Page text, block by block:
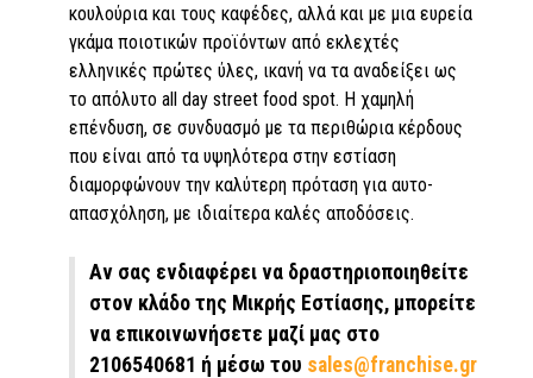
κουλούρια και τους καφέδες, αλλά και με μια ευρεία
γκάμα ποιοτικών προϊόντων από εκλεχτές
ελληνικές πρώτες ύλες, ικανή να τα αναδείξει ως
το απόλυτο all day street food spot. Η χαμηλή
επένδυση, σε συνδυασμό με τα περιθώρια κέρδους
που είναι από τα υψηλότερα στην εστίαση
διαμορφώνουν την καλύτερη πρόταση για αυτο-
απασχόληση, με ιδιαίτερα καλές αποδόσεις.
Αν σας ενδιαφέρει να δραστηριοποιηθείτε
στον κλάδο της Μικρής Εστίασης, μπορείτε
να επικοινωνήσετε μαζί μας στο
2106540681 ή μέσω του sales@franchise.gr